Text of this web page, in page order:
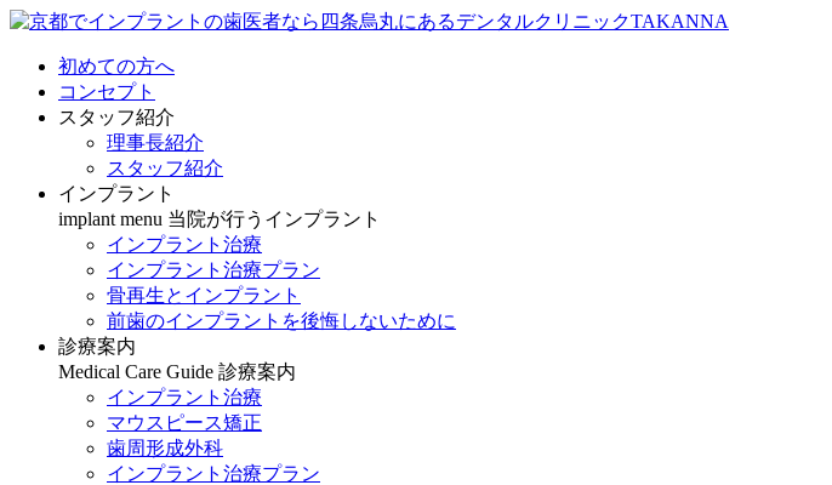
初めての方へ
コンセプト
スタッフ紹介
理事長紹介
スタッフ紹介
インプラント
implant menu 当院が行うインプラント
インプラント治療
インプラント治療プラン
骨再生とインプラント
前歯のインプラントを後悔しないために
診療案内
Medical Care Guide 診療案内
インプラント治療
マウスピース矯正
歯周形成外科
インプラント治療プラン